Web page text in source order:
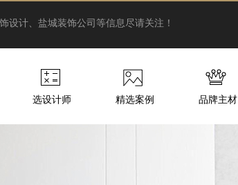
设计、盐城装饰公司等信息尽请关注！
选设计师 精选案例 品牌主材